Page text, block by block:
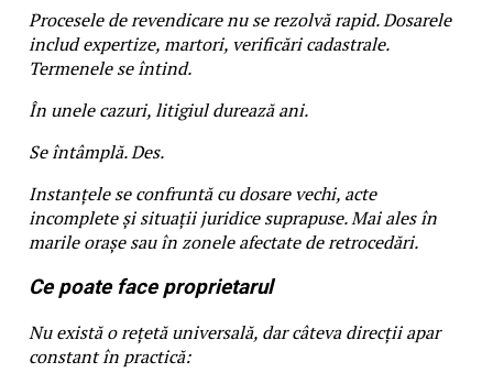
Procesele de revendicare nu se rezolvă rapid. Dosarele
includ expertize, martori, verificări cadastrale.
Termenele se întind.
În unele cazuri, litigiul durează ani.
Se întâmplă. Des.
Instanțele se confruntă cu dosare vechi, acte
incomplete și situații juridice suprapuse. Mai ales în
marile orașe sau în zonele afectate de retrocedări.
Ce poate face proprietarul
Nu există o rețetă universală, dar câteva direcții apar
constant în practică: